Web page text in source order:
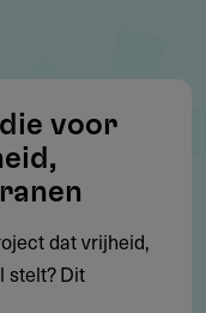
subsidie?
bewustzijn of
max. 50 % van de
voor
dat vrijheid,
stelt? Dit